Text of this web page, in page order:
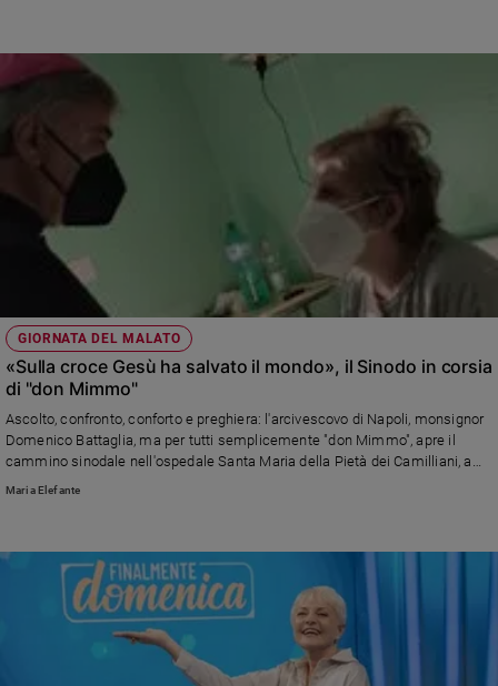
GIORNATA DEL MALATO
«Sulla croce Gesù ha salvato il mondo», il Sinodo in corsia
di "don Mimmo"
Ascolto, confronto, conforto e preghiera: l'arcivescovo di Napoli, monsignor
Domenico Battaglia, ma per tutti semplicemente "don Mimmo", apre il
cammino sinodale nell'ospedale Santa Maria della Pietà dei Camilliani, a
Casoria.
Maria Elefante